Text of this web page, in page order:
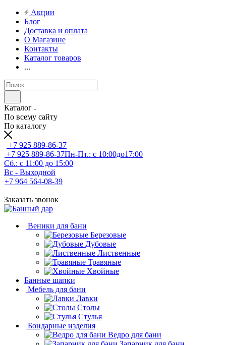
Акции
Блог
Доставка и оплата
О Магазине
Контакты
Каталог товаров
...
Каталог
По всему сайту
По каталогу
+7 925 889-86-37
+7 925 889-86-37Пн-Пт.: с 10:00до17:00
Сб.: с 11:00 до 15:00
Вс - Выходной
+7 964 564-08-39
Заказать звонок
Веники для бани
Березовые
Дубовые
Лиственные
Травяные
Хвойные
Банные шапки
Мебель для бани
Лавки
Столы
Стулья
Бондарные изделия
Ведро для бани